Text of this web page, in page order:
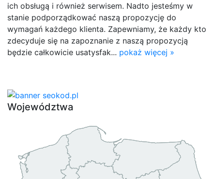
ich obsługą i również serwisem. Nadto jesteśmy w
stanie podporządkować naszą propozycję do
wymagań każdego klienta. Zapewniamy, że każdy kto
zdecyduje się na zapoznanie z naszą propozycją
będzie całkowicie usatysfak... pokaż więcej »
Województwa